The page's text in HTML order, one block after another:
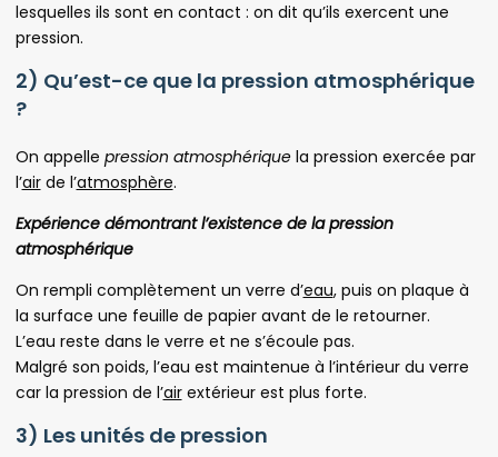
lesquelles ils sont en contact : on dit qu’ils exercent une
pression.
2) Qu’est-ce que la pression atmosphérique
?
On appelle pression atmosphériquela pression exercée par
l’airde l’atmosphère.
Expérience démontrant l’existence de la pression
atmosphérique
On rempli complètement un verre d’eau, puis on plaque à
la surface une feuille de papier avant de le retourner.
L’eau reste dans le verre et ne s’écoule pas.
Malgré son poids, l’eau est maintenue à l’intérieur du verre
car la pression de l’airextérieur est plus forte.
3) Les unités de pression